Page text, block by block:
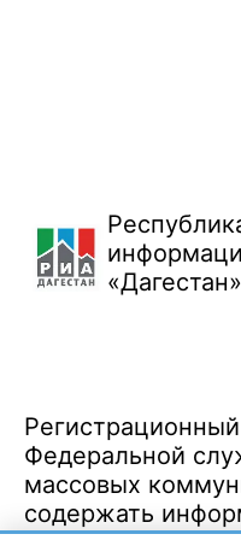
«Дагестан»
Федеральной
массовых
содержать